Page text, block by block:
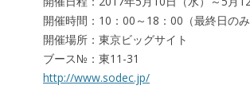
開催時間：10：00～18：00（最終日のみ
開催場所：東京ビッグサイト
ブース№：東11-31
http://www.sodec.jp/